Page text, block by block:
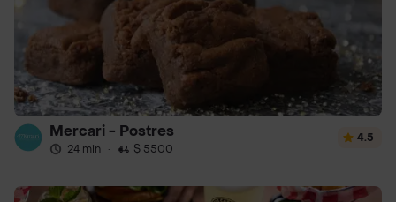
Mercari - Postres
24 min · $ 5500
4.5